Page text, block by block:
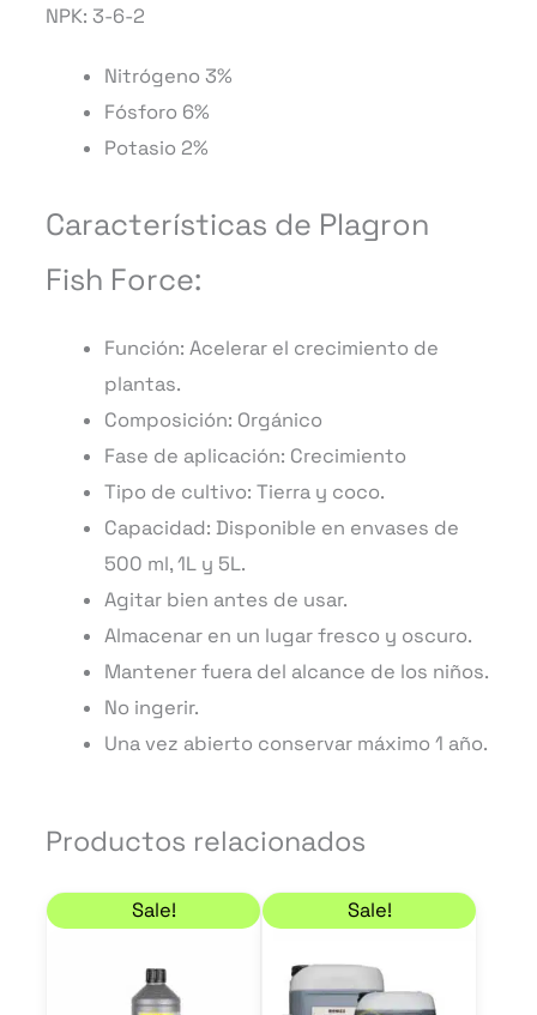
NPK: 3-6-2
Nitrógeno 3%
Fósforo 6%
Potasio 2%
Características de Plagron
Fish Force:
Función: Acelerar el crecimiento de
plantas.
Composición: Orgánico
Fase de aplicación: Crecimiento
Tipo de cultivo: Tierra y coco.
Capacidad: Disponible en envases de
500 ml, 1L y 5L.
Agitar bien antes de usar.
Almacenar en un lugar fresco y oscuro.
Mantener fuera del alcance de los niños.
No ingerir.
Una vez abierto conservar máximo 1 año.
Productos relacionados
Sale!Rango de precios: desde 8,91 € hasta 80,91 €
Este
Sale!Rango de precios:
Este